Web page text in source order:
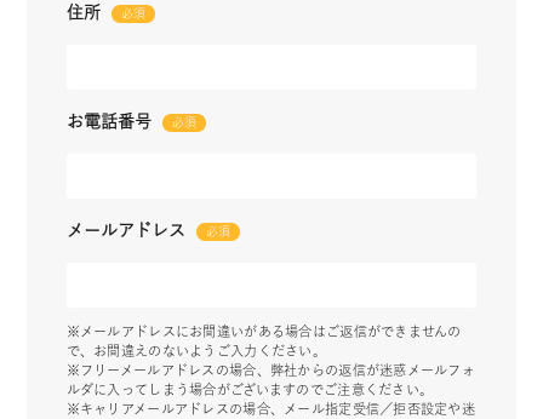
住所
お電話番号
メールアドレス
※メールアドレスにお間違いがある場合はご返信ができませんの
で、お間違えのないようご入力ください。
※フリーメールアドレスの場合、弊社からの返信が迷惑メールフォ
ルダに入ってしまう場合がございますのでご注意ください。
※キャリアメールアドレスの場合、メール指定受信／拒否設定や迷